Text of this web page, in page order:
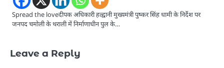
Spread the loveदीपक अधिकारी हल्द्वानी मुख्यमंत्री पुष्कर सिंह धामी के निर्देश पर
जनपद चमोली के थराली में निर्माणाधीन पुल के…
Leave a Reply